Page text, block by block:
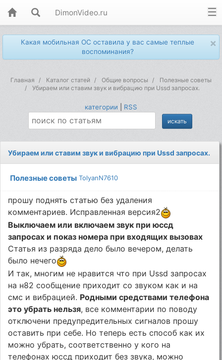
DimonVideo.ru
×
Какая мобильная ОС оставила у вас самые теплые
воспоминания?
Главная Каталог статей Общие вопросы
Полезные советы
Убираем или ставим звук и вибрацию при Ussd запросах.
категории RSS
Убираем или ставим звук и вибрацию при Ussd запросах.
Полезные советы TolyanN7610
прошу поднять статью без удаления
комментариев. Исправленная версия2
Выключаем или включаем звук при юссд
запросах и показ номера при входящих вызовах
Статья из разряда дело было вечером, делать
было нечего
И так, многим не нравится что при Ussd запросах
на н82 сообщение приходит со звуком как и на
смс и вибрацией. Родными средствами телефона
это убрать нельзя, все комментарии по поводу
отключени предупредительных сигналов прошу
оставить при себе. Но теперь есть способ как их
можно убрать, соответственно у кого на
телефонах юссд приходит без звука, можно